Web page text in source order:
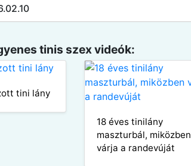
tinis szex videók:
tini lány
18 éves tinilány
maszturbál, miközben
várja a randevúját